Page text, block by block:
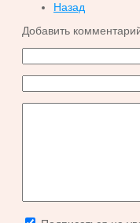
Назад
Добавить